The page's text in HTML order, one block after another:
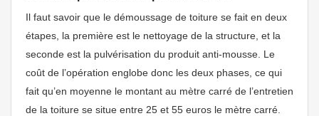
Il faut savoir que le démoussage de toiture se fait en deux
étapes, la première est le nettoyage de la structure, et la
seconde est la pulvérisation du produit anti-mousse. Le
coût de l’opération englobe donc les deux phases, ce qui
fait qu’en moyenne le montant au mètre carré de l’entretien
de la toiture se situe entre 25 et 55 euros le mètre carré.